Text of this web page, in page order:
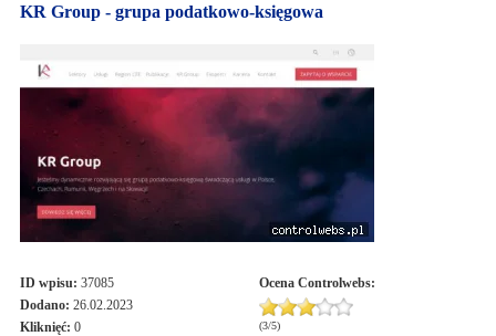
KR Group - grupa podatkowo-księgowa
ID wpisu: 37085
Dodano: 26.02.2023
Kliknięć: 0
Ocena Controlwebs:
(3/5)